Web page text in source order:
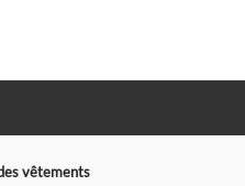
vêtements